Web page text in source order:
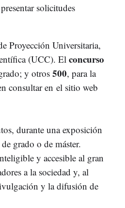
solicitudes
Proyección Universitaria,
(UCC). El concurso
y otros 500, para la
consultar en el sitio web
durante una exposición
grado o de máster.
y accesible al gran
a la sociedad y, al
y la difusión de